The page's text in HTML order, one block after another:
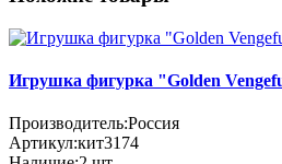
Игрушка фигурка "Golden
Производитель:Россия
Артикул:кит3174